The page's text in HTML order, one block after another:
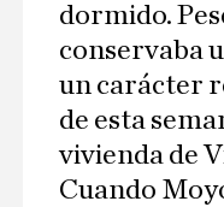
dormido.
conservaba
un carácter
de esta
vivienda de
Cuando